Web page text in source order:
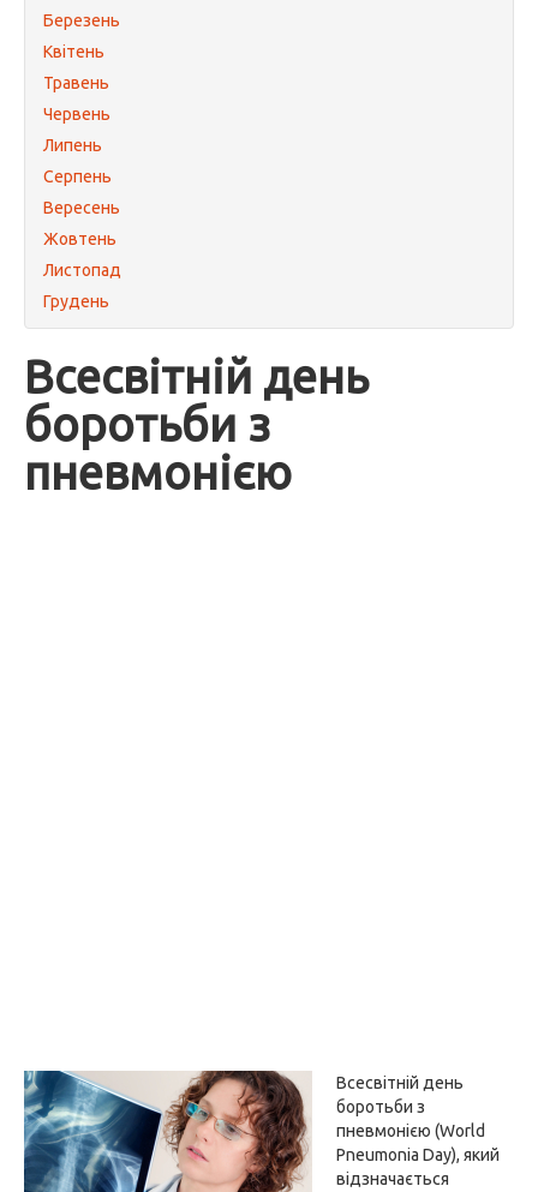
Березень
Квітень
Травень
Червень
Липень
Серпень
Вересень
Жовтень
Листопад
Грудень
Всесвітній день
боротьби з
пневмонією
Всесвітній день
боротьби з
пневмонією (World
Pneumonia Day), який
відзначається